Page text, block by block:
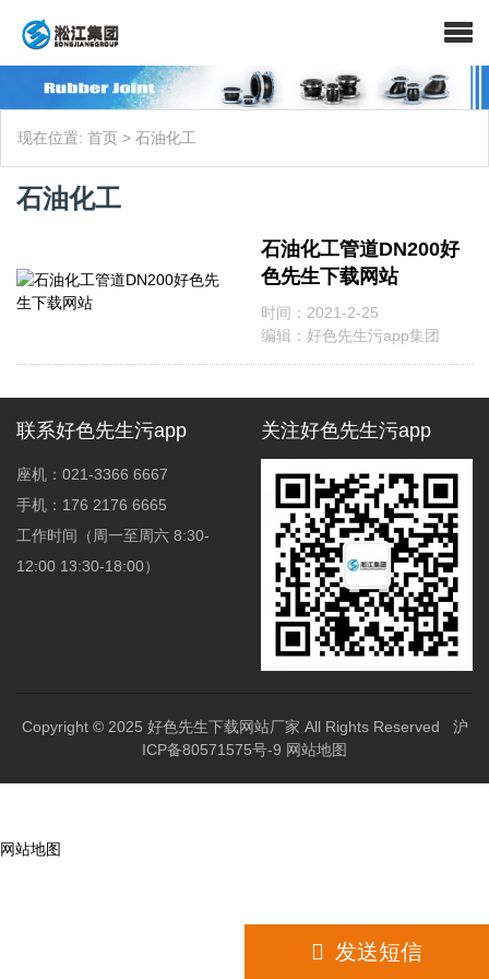
现在位置: 首页 > 石油化工
石油化工
石油化工管道DN200好
色先生下载网站
时间：2021-2-25
编辑：好色先生污app集团
联系好色先生污app
座机：021-3366 6667
手机：176 2176 6665
工作时间（周一至周六 8:30-
12:00 13:30-18:00）
关注好色先生污app
Copyright © 2025 好色先生下载网站厂家 All Rights Reserved 沪
ICP备80571575号-9 网站地图
发送短信
网站地图